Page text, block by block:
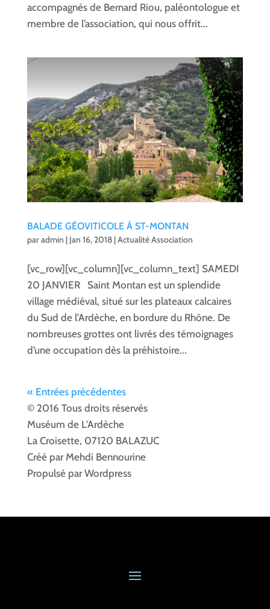
accompagnés de Bernard Riou, paléontologue et
membre de l’association, qui nous offrit...
BALADE GÉOVITICOLE Á ST-MONTAN
paradmin | Jan 16, 2018|Actualité Association
[vc_row][vc_column][vc_column_text] SAMEDI
20 JANVIER Saint Montan est un splendide
village médiéval, situé sur les plateaux calcaires
du Sud de l’Ardèche, en bordure du Rhône. De
nombreuses grottes ont livrés des témoignages
d’une occupation dès la préhistoire...
« Entrées précédentes
© 2016 Tous droits réservés
Muséum de L'Ardèche
La Croisette, 07120 BALAZUC
Créé par Mehdi Bennourine
Propulsé par Wordpress